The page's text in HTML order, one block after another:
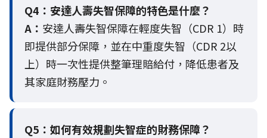
Q4： 安達人壽失智保障的特色是什麼？
A： 安達人壽失智保障在輕度失智（CDR 1）時
即提供部分保障，並在中重度失智（CDR 2以
上）時一次性提供整筆理賠給付，降低患者及
其家庭財務壓力。
Q5： 如何有效規劃失智症的財務保障？